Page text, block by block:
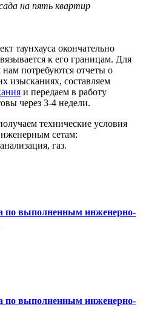
на пять квартир
таунхауса окончательно
к его границам. Для
потребуются отчеты о
изысканиях, составляем
и передаем в работу
через 3-4 недели.
технические условия
сетам:
газ.
по выполненным инженерно-
по выполненным инженерно-